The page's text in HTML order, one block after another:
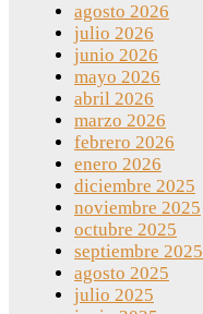
agosto 2026
julio 2026
junio 2026
mayo 2026
abril 2026
marzo 2026
febrero 2026
enero 2026
diciembre 2025
noviembre 2025
octubre 2025
septiembre 2025
agosto 2025
julio 2025